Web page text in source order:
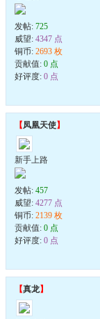
发帖: 725
威望: 4347 点
铜币: 2693 枚
贡献值: 0 点
好评度: 0 点
【凤凰天使】
新手上路
发帖: 457
威望: 4277 点
铜币: 2139 枚
贡献值: 0 点
好评度: 0 点
【真龙】